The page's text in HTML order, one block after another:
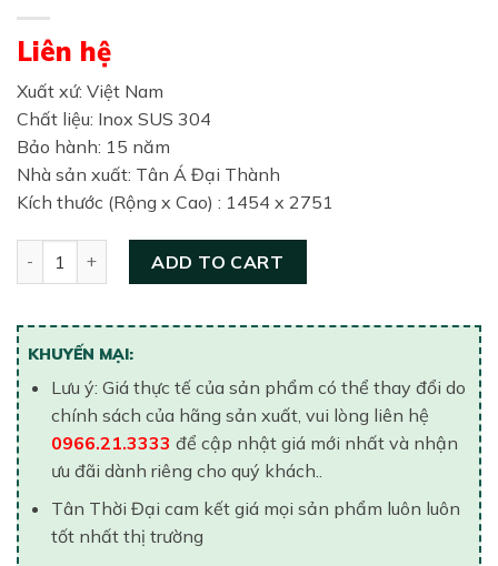
Liên hệ
Xuất xứ: Việt Nam
Chất liệu: Inox SUS 304
Bảo hành: 15 năm
Nhà sản xuất: Tân Á Đại Thành
Kích thước (Rộng x Cao) : 1454 x 2751
ADD TO CART
KHUYẾN MẠI:
Lưu ý: Giá thực tế của sản phẩm có thể thay đổi do
chính sách của hãng sản xuất, vui lòng liên hệ
0966.21.3333 để cập nhật giá mới nhất và nhận
ưu đãi dành riêng cho quý khách..
Tân Thời Đại cam kết giá mọi sản phẩm luôn luôn
tốt nhất thị trường